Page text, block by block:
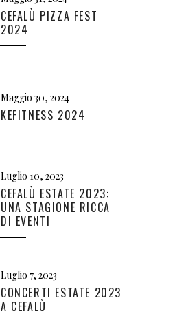
CEFALÙ PIZZA FEST
2024
Maggio 30, 2024
KEFITNESS 2024
Luglio 10, 2023
CEFALÙ ESTATE 2023:
UNA STAGIONE RICCA
DI EVENTI
Luglio 7, 2023
CONCERTI ESTATE 2023
A CEFALÙ